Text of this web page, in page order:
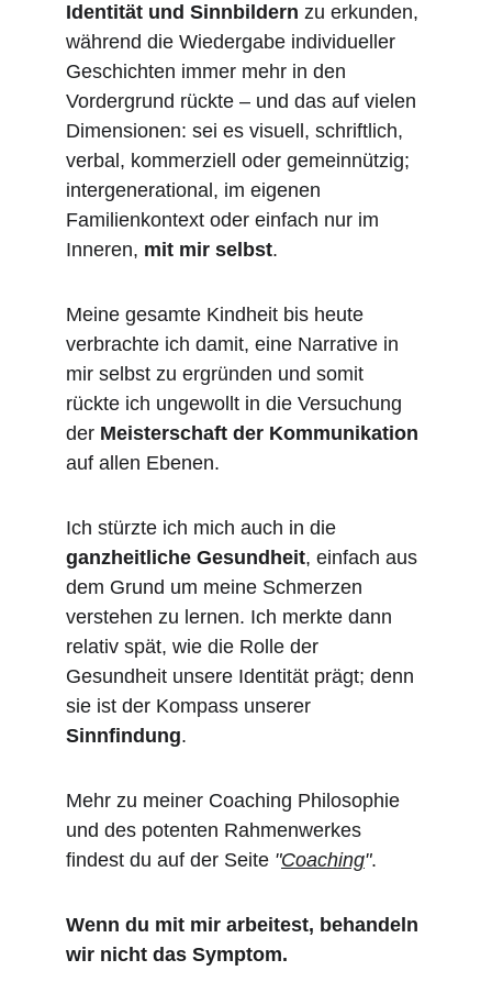
Identität und Sinnbildern zu erkunden,
während die Wiedergabe individueller
Geschichten immer mehr in den
Vordergrund rückte – und das auf vielen
Dimensionen: sei es visuell, schriftlich,
verbal, kommerziell oder gemeinnützig;
intergenerational, im eigenen
Familienkontext oder einfach nur im
Inneren, mit mir selbst.
Meine gesamte Kindheit bis heute
verbrachte ich damit, eine Narrative in
mir selbst zu ergründen und somit
rückte ich ungewollt in die Versuchung
der Meisterschaft der Kommunikation
auf allen Ebenen.
Ich stürzte ich mich auch in die
ganzheitliche Gesundheit, einfach aus
dem Grund um meine Schmerzen
verstehen zu lernen. Ich merkte dann
relativ spät, wie die Rolle der
Gesundheit unsere Identität prägt; denn
sie ist der Kompass unserer
Sinnfindung.
Mehr zu meiner Coaching Philosophie
und des potenten Rahmenwerkes
findest du auf der Seite "Coaching".
Wenn du mit mir arbeitest, behandeln
wir nicht das Symptom.